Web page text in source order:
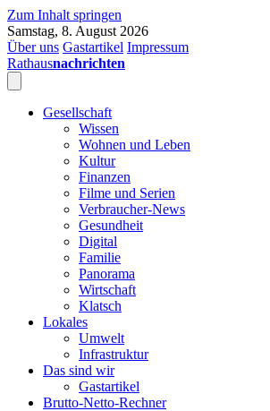
Zum Inhalt springen
Samstag, 8. August 2026
Über uns Gastartikel Impressum
Rathausnachrichten
Gesellschaft
Wissen
Wohnen und Leben
Kultur
Finanzen
Filme und Serien
Verbraucher-News
Gesundheit
Digital
Familie
Panorama
Wirtschaft
Klatsch
Lokales
Umwelt
Infrastruktur
Das sind wir
Gastartikel
Brutto-Netto-Rechner